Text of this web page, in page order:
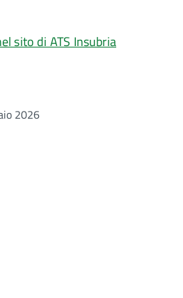
sito di ATS Insubria
2026